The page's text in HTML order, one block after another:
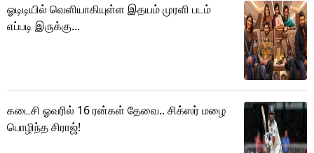
ஓடிடியில் வெளியாகியுள்ள இதயம் முரளி படம்
எப்படி இருக்கு...
கடைசி ஓவரில் 16 ரன்கள் தேவை.. சிக்ஸர் மழை
பொழிந்த சிராஜ்!